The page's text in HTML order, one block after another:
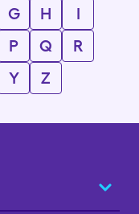
G H
I
P Q
R
Y Z